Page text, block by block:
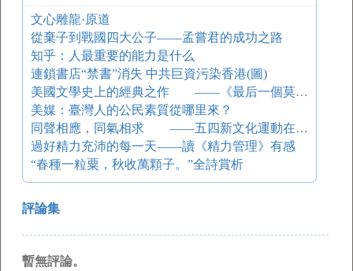
文心雕龍·原道
從棄子到戰國四大公子――孟嘗君的成功之路
知乎：人最重要的能力是什么
連鎖書店“禁書”消失 中共巨資污染香港(圖)
美國文學史上的經典之作 ——《最后一個莫希干人》藝術論
美媒：臺灣人的公民素質從哪里來？
同聲相應，同氣相求 ——五四新文化運動在臺灣
過好精力充沛的每一天——讀《精力管理》有感
“春種一粒粟，秋收萬顆子。”全詩賞析
評論集
暫無評論。